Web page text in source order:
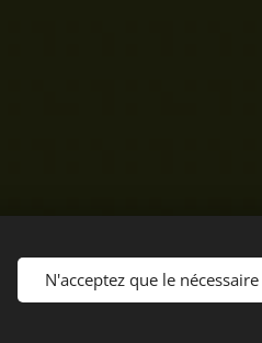
N'acceptez que le nécessaire